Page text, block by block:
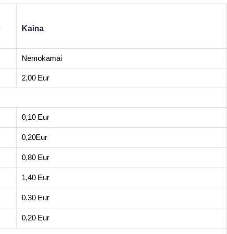
Kaina
Nemokamai
2,00 Eur
0,10 Eur
0,20Eur
0,80 Eur
1,40 Eur
0,30 Eur
0,20 Eur